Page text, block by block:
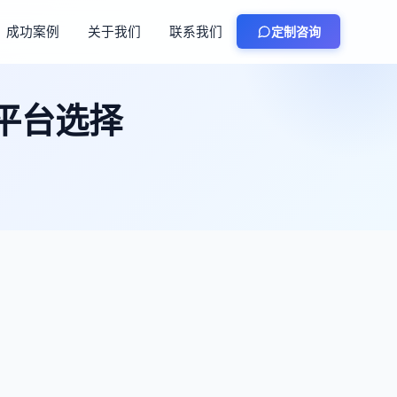
成功案例 关于我们 联系我们 定制咨询
台选择